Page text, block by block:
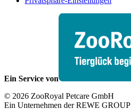
Ein Service von
© 2026 ZooRoyal Petcare GmbH
Ein Unternehmen der REWE GROUP